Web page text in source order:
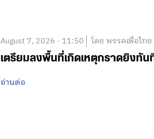
August 7, 2026 - 11:50 โดย พรรคเพื่อไทย
เตรียมลงพื้นที่เกิดเหตุกราดยิงทั
อ่านต่อ